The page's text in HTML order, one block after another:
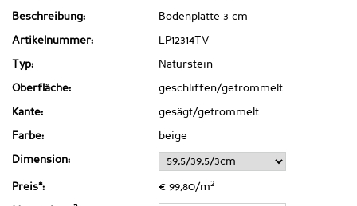
Beschreibung: Bodenplatte 3 cm
Artikelnummer: LP12314TV
Typ: Naturstein
Oberfläche: geschliffen/getrommelt
Kante: gesägt/getrommelt
Farbe: beige
Dimension:
Preis*: € 99,80/m2